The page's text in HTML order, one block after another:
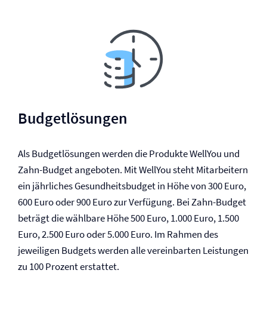
Budgetlösungen
Als Budgetlösungen werden die Produkte WellYou und
Zahn-Budget angeboten. Mit WellYou steht Mitarbeitern
ein jährliches Gesundheitsbudget in Höhe von 300 Euro,
600 Euro oder 900 Euro zur Verfügung. Bei Zahn-Budget
beträgt die wählbare Höhe 500 Euro, 1.000 Euro, 1.500
Euro, 2.500 Euro oder 5.000 Euro. Im Rahmen des
jeweiligen Budgets werden alle vereinbarten Leistungen
zu 100 Prozent erstattet.